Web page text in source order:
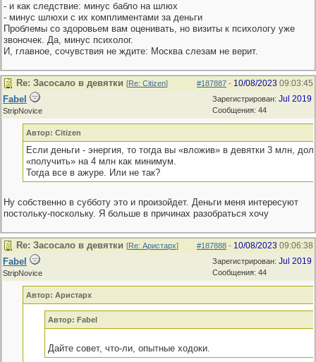
- и как следствие: минус бабло на шлюх
- минус шлюхи с их комплиментами за деньги
Проблемы со здоровьем вам оценивать, но визиты к психологу уже
звоночек. Да, минус психолог.
И, главное, сочувствия не ждите: Москва слезам не верит.
#187887 - 10/08/2023 09:03:45
Re: Засосало в девятки [Re: Citizen]
Зарегистрирован: Jul 2019
Сообщения: 44
Fabel
StripNovice
Автор: Citizen
Если деньги - энергия, то тогда вы «вложив» в девятки 3 млн,
«получить» на 4 млн как минимум.
Тогда все в ажуре. Или не так?
Ну собственно в субботу это и произойдет. Деньги меня интересуют
постольку-поскольку. Я больше в причинах разобраться хочу
#187888 - 10/08/2023 09:06:38
Re: Засосало в девятки [Re: Аристарх]
Зарегистрирован: Jul 2019
Сообщения: 44
Fabel
StripNovice
Автор: Аристарх
Автор: Fabel
Дайте совет, что-ли, опытные ходоки.